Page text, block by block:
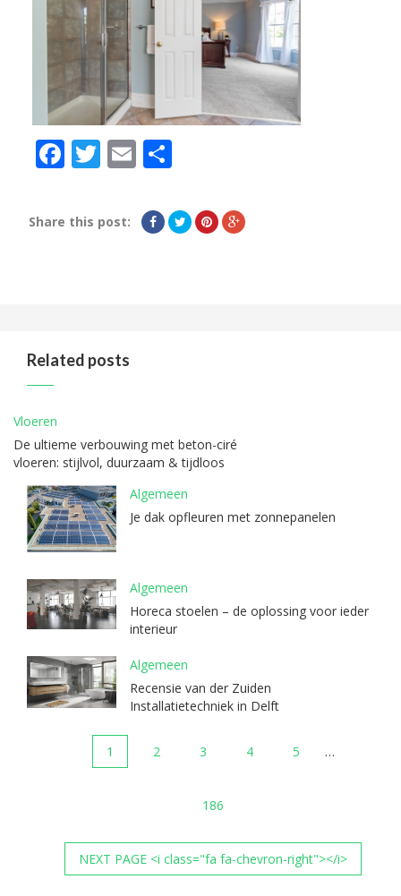
Facebook
Twitter
EmailDelen
Share this post:
Related posts
Vloeren
De ultieme verbouwing met beton-ciré
vloeren: stijlvol, duurzaam & tijdloos
Algemeen
Je dak opfleuren met zonnepanelen
Algemeen
Horeca stoelen – de oplossing voor ieder
interieur
Algemeen
Recensie van der Zuiden
Installatietechniek in Delft
1 2 3 4 5 …
186
NEXT PAGE <i class="fa fa-chevron-right"></i>